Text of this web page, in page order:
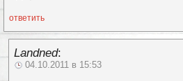
ответить
Landned:
04.10.2011 в 15:53